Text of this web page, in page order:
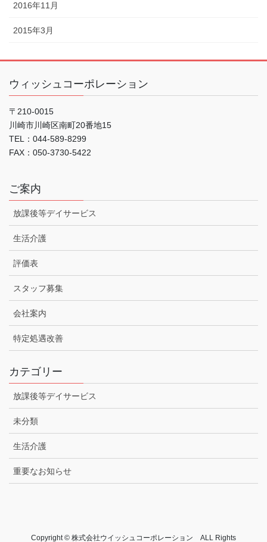
2016年11月
2015年3月
ウィッシュコーポレーション
〒210-0015
川崎市川崎区南町20番地15
TEL：044-589-8299
FAX：050-3730-5422
ご案内
放課後等デイサービス
生活介護
評価表
スタッフ募集
会社案内
特定処遇改善
カテゴリー
放課後等デイサービス
未分類
生活介護
重要なお知らせ
Copyright © 株式会社ウイッシュコーポレーション ALL Rights